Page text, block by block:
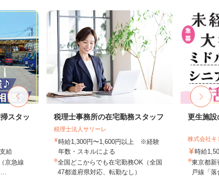
スタッ
給
京急線
税理士事務所の在宅勤務スタッフ
税理士法人サリーレ
時給1,300円〜1,600円以上 ※経験
年数・スキルによる
全国どこからでも在宅勤務OK（全国
47都道府県対応、転勤なし）
更生施設
株式会社キ
時給
東京都新
戸線「